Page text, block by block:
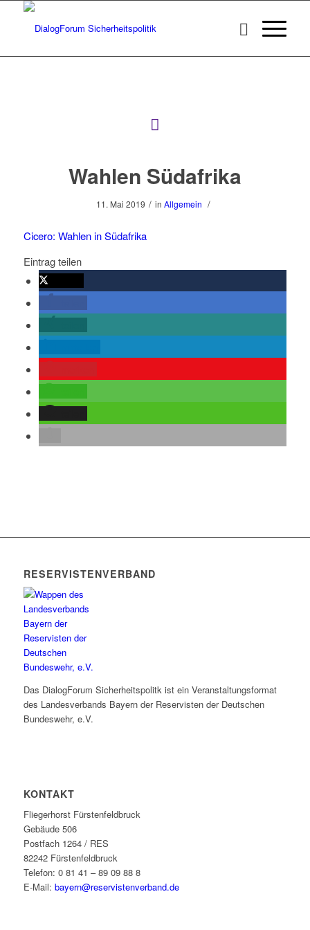
Wahlen Südafrika
11. Mai 2019 / in Allgemein /
Cicero: Wahlen in Südafrika
Eintrag teilen
RESERVISTENVERBAND
Das DialogForum Sicherheitspolitk ist ein Veranstaltungsformat
des Landesverbands Bayern der Reservisten der Deutschen
Bundeswehr, e.V.
KONTAKT
Fliegerhorst Fürstenfeldbruck
Gebäude 506
Postfach 1264 / RES
82242 Fürstenfeldbruck
Telefon: 0 81 41 – 89 09 88 8
E-Mail: bayern@reservistenverband.de